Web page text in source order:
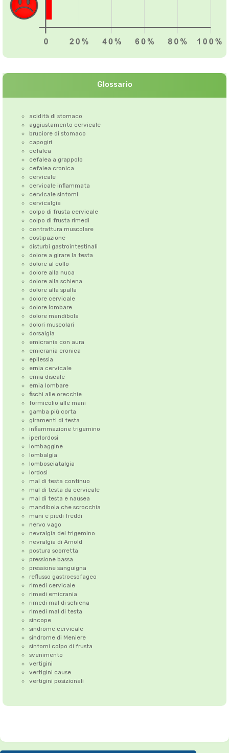
Glossario
acidità di stomaco
aggiustamento cervicale
bruciore di stomaco
capogiri
cefalea
cefalea a grappolo
cefalea cronica
cervicale
cervicale infiammata
cervicale sintomi
cervicalgia
colpo di frusta cervicale
colpo di frusta rimedi
contrattura muscolare
costipazione
disturbi gastrointestinali
dolore a girare la testa
dolore al collo
dolore alla nuca
dolore alla schiena
dolore alla spalla
dolore cervicale
dolore lombare
dolore mandibola
dolori muscolari
dorsalgia
emicrania con aura
emicrania cronica
epilessia
ernia cervicale
ernia discale
ernia lombare
fischi alle orecchie
formicolio alle mani
gamba più corta
giramenti di testa
infiammazione trigemino
iperlordosi
lombaggine
lombalgia
lombosciatalgia
lordosi
mal di testa continuo
mal di testa da cervicale
mal di testa e nausea
mandibola che scrocchia
mani e piedi freddi
nervo vago
nevralgia del trigemino
nevralgia di Arnold
postura scorretta
pressione bassa
pressione sanguigna
reflusso gastroesofageo
rimedi cervicale
rimedi emicrania
rimedi mal di schiena
rimedi mal di testa
sincope
sindrome cervicale
sindrome di Meniere
sintomi colpo di frusta
svenimento
vertigini
vertigini cause
vertigini posizionali